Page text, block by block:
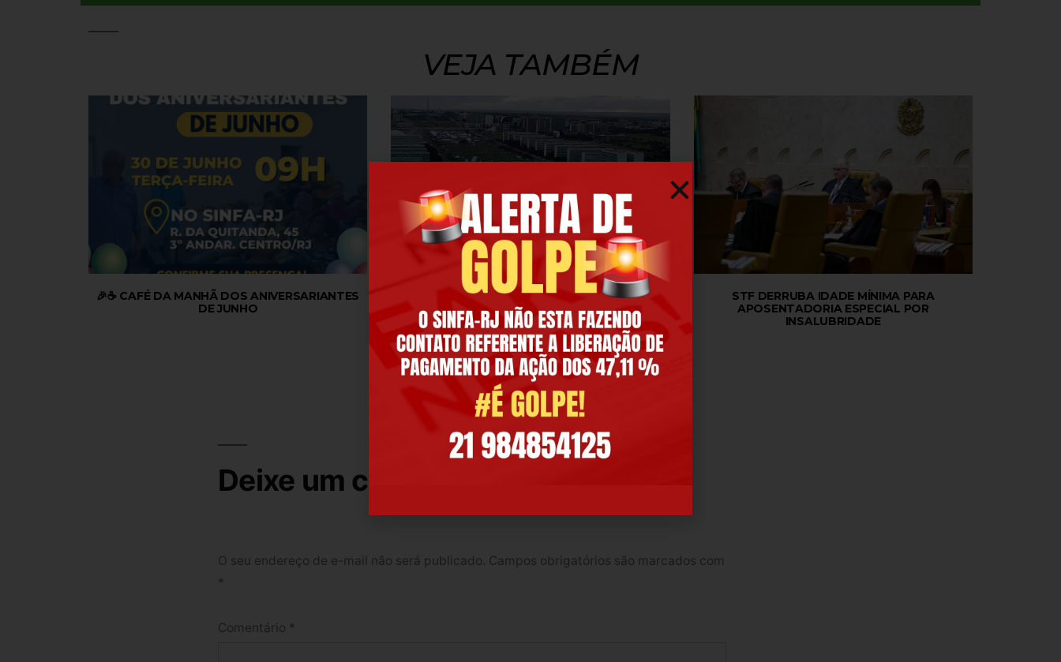
VEJA TAMBÉM
🎉☕ CAFÉ DA MANHÃ DOS ANIVERSARIANTES
DE JUNHO
MINISTRO DA FAZENDA DIZ QUE NÃO HAVERÁ
REAJUSTE ACIMA DA INFLAÇÃO PARA OS
SERVIDORES FEDERAIS EM 2027
STF DERRUBA IDADE MÍNIMA PARA
APOSENTADORIA ESPECIAL POR
INSALUBRIDADE
Deixe um comentário
O seu endereço de e-mail não será publicado. Campos obrigatórios são marcados com
*
Comentário *